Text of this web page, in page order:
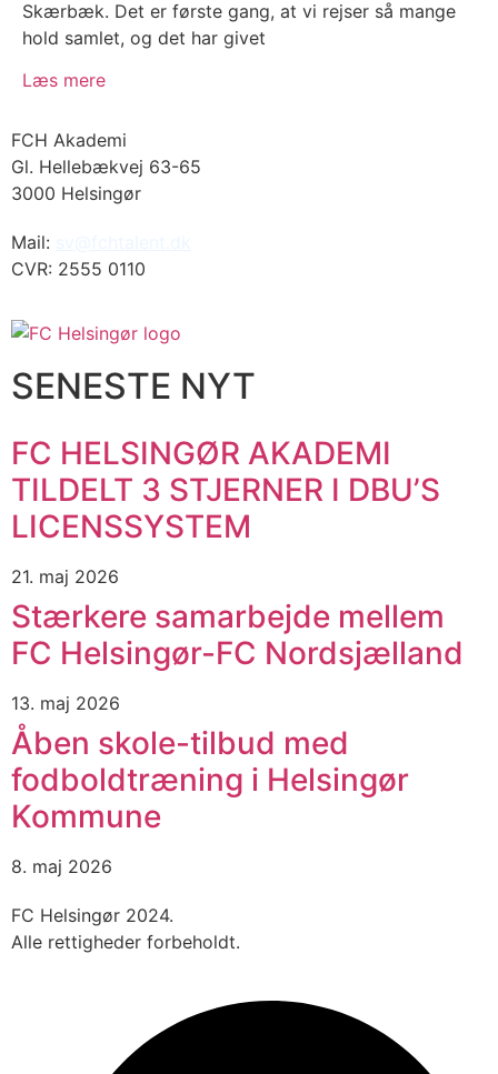
Skærbæk. Det er første gang, at vi rejser så mange
hold samlet, og det har givet
Læs mere
FCH Akademi
Gl. Hellebækvej 63-65
3000 Helsingør
Mail:
CVR: 2555 0110
SENESTE NYT
FC HELSINGØR AKADEMI
TILDELT 3 STJERNER I DBU’S
LICENSSYSTEM
21. maj 2026
Stærkere samarbejde mellem
FC Helsingør-FC Nordsjælland
13. maj 2026
Åben skole-tilbud med
fodboldtræning i Helsingør
Kommune
8. maj 2026
FC Helsingør 2024.
Alle rettigheder forbeholdt.